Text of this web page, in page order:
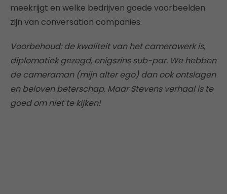
meekrijgt en welke bedrijven goede voorbeelden
zijn van conversation companies.
Voorbehoud: de kwaliteit van het camerawerk is,
diplomatiek gezegd, enigszins sub-par. We hebben
de cameraman (mijn alter ego) dan ook ontslagen
en beloven beterschap. Maar Stevens verhaal is te
goed om niet te kijken!